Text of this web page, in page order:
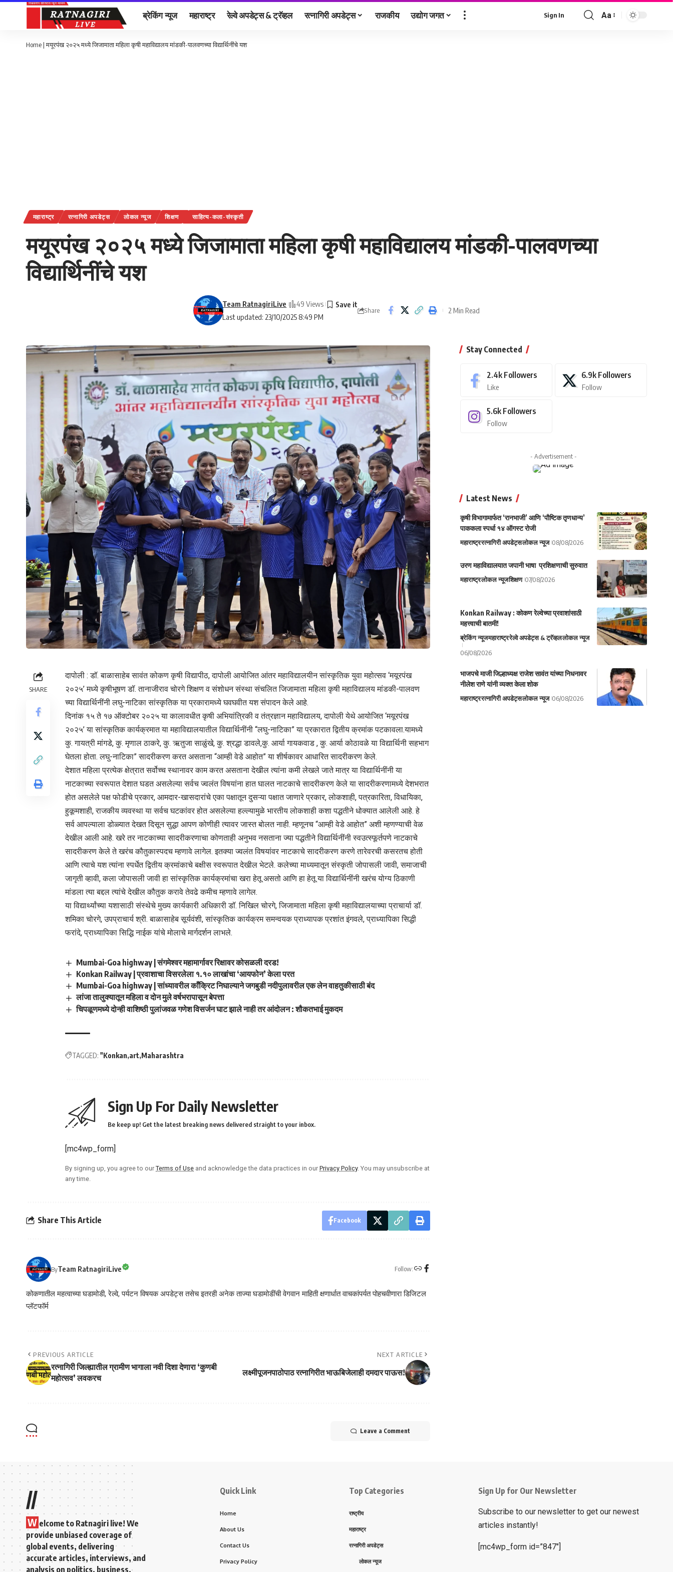
ब्रेकिंग न्यूज महाराष्ट्र रेल्वे अपडेट्स & ट्रॅव्हल रत्नागिरी अपडेट्स राजकीय उद्योग जगत Sign In
Font
Aa
Home |मयूरपंख २०२५ मध्ये जिजामाता महिला कृषी महाविद्यालय मांडकी-पालवणच्या विद्यार्थिनींचे यश
महाराष्ट्र रत्नागिरी अपडेट्स लोकल न्यूज शिक्षण साहित्य-कला-संस्कृती
मयूरपंख २०२५ मध्ये जिजामाता महिला कृषी महाविद्यालय मांडकी-पालवणच्या
विद्यार्थिनींचे यश
Last updated: 23/10/2025 8:49 PM
Team RatnagiriLive 49 Views
Share 2 Min Read
SHARE
दापोली : डॉ. बाळासाहेब सावंत कोकण कृषी विद्यापीठ, दापोली आयोजित आंतर महाविद्यालयीन सांस्कृतिक युवा महोत्सव ‘मयूरपंख
२०२५’ मध्ये कृषीभूषण डॉ. तानाजीराव चोरगे शिक्षण व संशोधन संस्था संचलित जिजामाता महिला कृषी महाविद्यालय मांडकी-पालवण
च्या विद्यार्थिनींनी लघु-नाटिका सांस्कृतिक या प्रकारामध्ये घवघवीत यश संपादन केले आहे.
दिनांक १५ ते १७ ऑक्टोबर २०२५ या कालावधीत कृषी अभियांत्रिकी व तंत्रज्ञान महाविद्यालय, दापोली येथे आयोजित ‘मयूरपंख
२०२५’ या सांस्कृतिक कार्यक्रमात या महाविद्यालयातील विद्यार्थिनींनी “लघु-नाटिका” या प्रकारात द्वितीय क्रमांक पटकावला.यामध्ये
कु. गायत्री मांगडे, कु. मृणाल ठाकरे, कु. ऋतुजा साळुंखे, कु. श्रद्धा डावले,कु. आर्या गायकवाड , कु. आर्या कोठावळे या विद्यार्थिनी सहभाग
घेतला होता. लघु-नाटिका” सादरीकरण करत असताना “आम्ही वेडे आहोत” या शीर्षकावर आधारित सादरीकरण केले.
देशात महिला प्रत्येक क्षेत्रात सर्वोच्च स्थानावर काम करत असताना देखील त्यांना कमी लेखले जाते मात्र या विद्यार्थिनींनी या
नाटकाच्या स्वरूपात देशात घडत असलेल्या सर्वच ज्वलंत विषयांना हात घालत नाटकाचे सादरीकरण केले या सादरीकरणामध्ये देशभरात
होत असलेले पक्ष फोडीचे प्रकार, आमदार-खासदारांचे एका पक्षातून दुसऱ्या पक्षात जाणारे प्रकार, लोकशाही, पत्रकारिता, विधायिका,
हुकूमशाही, राजकीय व्यवस्था या सर्वच घटकांवर होत असलेल्या हल्ल्यामुळे भारतीय लोकशाही कशा पद्धतीने धोक्यात आलेली आहे. हे
सर्व आपल्याला डोळ्यात देखत दिसून सुद्धा आपण कोणीही त्यावर जास्त बोलत नाही. म्हणूनच “आम्ही वेडे आहोत” अशी म्हणण्याची वेळ
देखील आली आहे. खरे तर नाटकाच्या सादरीकरणाचा कोणताही अनुभव नसताना ज्या पद्धतीने विद्यार्थिनींनी स्वउत्स्फूर्तपणे नाटकाचे
सादरीकरण केले ते खरंच कौतुकास्पदच म्हणावे लागेल. इतक्या ज्वलंत विषयांवर नाटकाचे सादरीकरण करणे तारेवरची कसरतच होती
आणि त्याचे यश त्यांना स्पर्धेत द्वितीय क्रमांकाचे बक्षीस स्वरूपात देखील भेटले. कलेच्या माध्यमातून संस्कृती जोपासली जावी, समाजाची
जागृती व्हावी, कला जोपासली जावी हा सांस्कृतिक कार्यक्रमांचा खरा हेतू असतो आणि हा हेतू या विद्यार्थिनींनी खरंच योग्य ठिकाणी
मांडला त्या बद्दल त्यांचे देखील कौतुक करावे तेवढे कमीच म्हणावे लागेल.
या विद्यार्थ्यांच्या यशासाठी संस्थेचे मुख्य कार्यकारी अधिकारी डॉ. निखिल चोरगे, जिजामाता महिला कृषी महाविद्यालयाच्या प्राचार्या डॉ.
शमिका चोरगे, उपप्राचार्य श्री. बाळासाहेब सूर्यवंशी, सांस्कृतिक कार्यक्रम समन्वयक प्राध्यापक प्रशांत इंगवले, प्राध्यापिका सिद्धी
फरांदे, प्राध्यापिका सिद्धि नाईक यांचे मोलाचे मार्गदर्शन लाभले.
Mumbai-Goa highway | संगमेश्वर महामार्गावर रिक्षावर कोसळली दरड!
Konkan Railway | प्रवाशाचा विसरलेला १.१० लाखांचा ‘आयफोन’ केला परत
Mumbai-Goa highway | सांध्यावरील काँक्रिट निघाल्याने जगबुडी नदीपुलावरील एक लेन वाहतुकीसाठी बंद
लांजा तालुक्यातून महिला व दोन मुले वर्षभरापासून बेपत्ता
चिपळूणमध्ये दोन्ही वाशिष्ठी पुलांजवळ गणेश विसर्जन घाट झाले नाही तर आंदोलन : शौकतभाई मुकदम
TAGGED: "Konkan art Maharashtra
Sign Up For Daily Newsletter
Be keep up! Get the latest breaking news delivered straight to your inbox.
[mc4wp_form]
By signing up, you agree to our Terms of Use and acknowledge the data practices in our Privacy Policy. You may unsubscribe at
any time.
Share This Article Facebook
ByTeam RatnagiriLive Follow:
कोकणातील महत्वाच्या घडामोडी, रेल्वे, पर्यटन विषयक अपडेट्स तसेच इतरही अनेक ताज्या घडामोडींची वेगवान माहिती क्षणार्धात वाचकांपर्यत पोहचवीणारा डिजिटल
प्लॅटफॉर्म
PREVIOUS ARTICLE
रत्नागिरी जिल्ह्यातील ग्रामीण भागाला नवी दिशा देणारा ‘कुणबी
महोत्सव’ लवकरच
NEXT ARTICLE
लक्ष्मीपूजनपाठोपाठ रत्नागिरीत भाऊबिजेलाही दमदार पाऊस!
Leave a Comment
Stay Connected
2.4k Followers
Like
6.9k Followers
Follow
5.6k Followers
Follow
- Advertisement -
Latest News
कृषी विभागामार्फत ‘रानभाजी’ आणि ‘पौष्टिक तृणधान्य’
पाककला स्पर्धा १४ ऑगस्ट रोजी
महाराष्ट्ररत्नागिरी अपडेट्सलोकल न्यूज 08/08/2026
उरण महाविद्यालयात जपानी भाषा प्रशिक्षणाची सुरुवात
महाराष्ट्रलोकल न्यूजशिक्षण 07/08/2026
Konkan Railway : कोकण रेल्वेच्या प्रवाशांसाठी
महत्त्वाची बातमी!
ब्रेकिंग न्यूजमहाराष्ट्ररेल्वे अपडेट्स & ट्रॅव्हललोकल न्यूज
06/08/2026
भाजपचे माजी जिल्हाध्यक्ष राजेश सावंत यांच्या निधनावर
नीलेश राणे यांनी व्यक्त केला शोक
महाराष्ट्ररत्नागिरी अपडेट्सलोकल न्यूज 06/08/2026
//
W elcome to Ratnagiri live! We
provide unbiased coverage of
global events, delivering
accurate articles, interviews, and
analysis on politics, business,
Quick Link
Home
About Us
Contact Us
Privacy Policy
Top Categories
राष्ट्रीय
महाराष्ट्र
रत्नागिरी अपडेट्स
लोकल न्यूज
Sign Up for Our Newsletter
Subscribe to our newsletter to get our newest
articles instantly!
[mc4wp_form id=”847″]